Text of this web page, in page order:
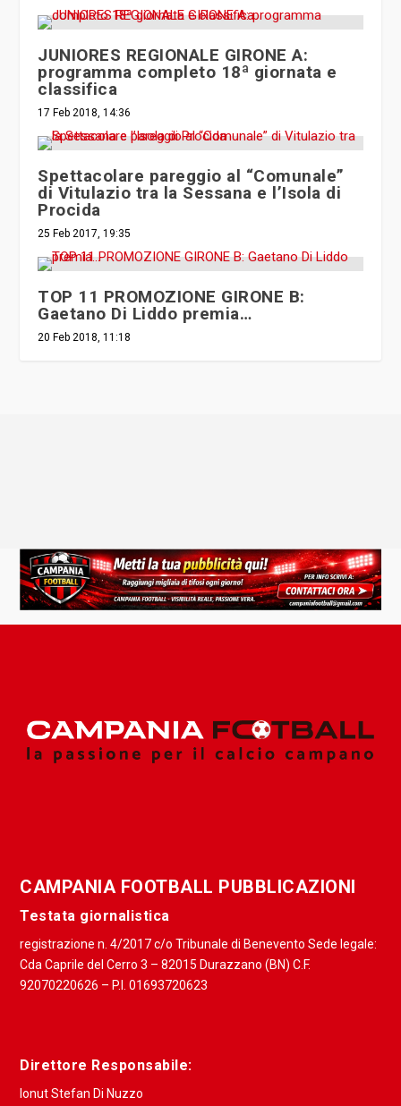
JUNIORES REGIONALE GIRONE A:
programma completo 18ª giornata e
classifica
17 Feb 2018, 14:36
Spettacolare pareggio al “Comunale”
di Vitulazio tra la Sessana e l’Isola di
Procida
25 Feb 2017, 19:35
TOP 11 PROMOZIONE GIRONE B:
Gaetano Di Liddo premia…
20 Feb 2018, 11:18
CAMPANIA FOOTBALL PUBBLICAZIONI
Testata giornalistica
registrazione n. 4/2017 c/o Tribunale di Benevento Sede legale:
Cda Caprile del Cerro 3 – 82015 Durazzano (BN) C.F.
92070220626 – P.I. 01693720623
Direttore Responsabile:
Ionut Stefan Di Nuzzo